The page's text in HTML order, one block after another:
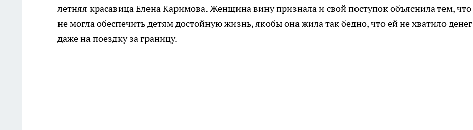
летняя красавица Елена Каримова. Женщина вину признала и свой поступок объяснила тем, что
не могла обеспечить детям достойную жизнь, якобы она жила так бедно, что ей не хватило денег
даже на поездку за границу.